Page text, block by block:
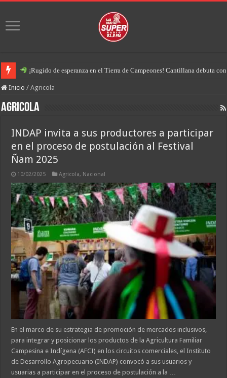
¡Rugido de esperanza en el Tierra de Campeones! Cantillana debuta
Inicio / Agricola
Agricola
INDAP invita a sus productores a participar
en el proceso de postulación al Festival
Ñam 2025
10/02/2025 Agricola, Nacional
En el marco de su estrategia de promoción de mercados inclusivos,
para integrar y posicionar los productos de la Agricultura Familiar
Campesina e Indígena (AFCI) en los circuitos comerciales, el Instituto
de Desarrollo Agropecuario (INDAP) convocó a sus usuarios y
usuarias a participar en el proceso de postulación a la …